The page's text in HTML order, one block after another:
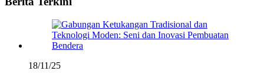
18/11/25